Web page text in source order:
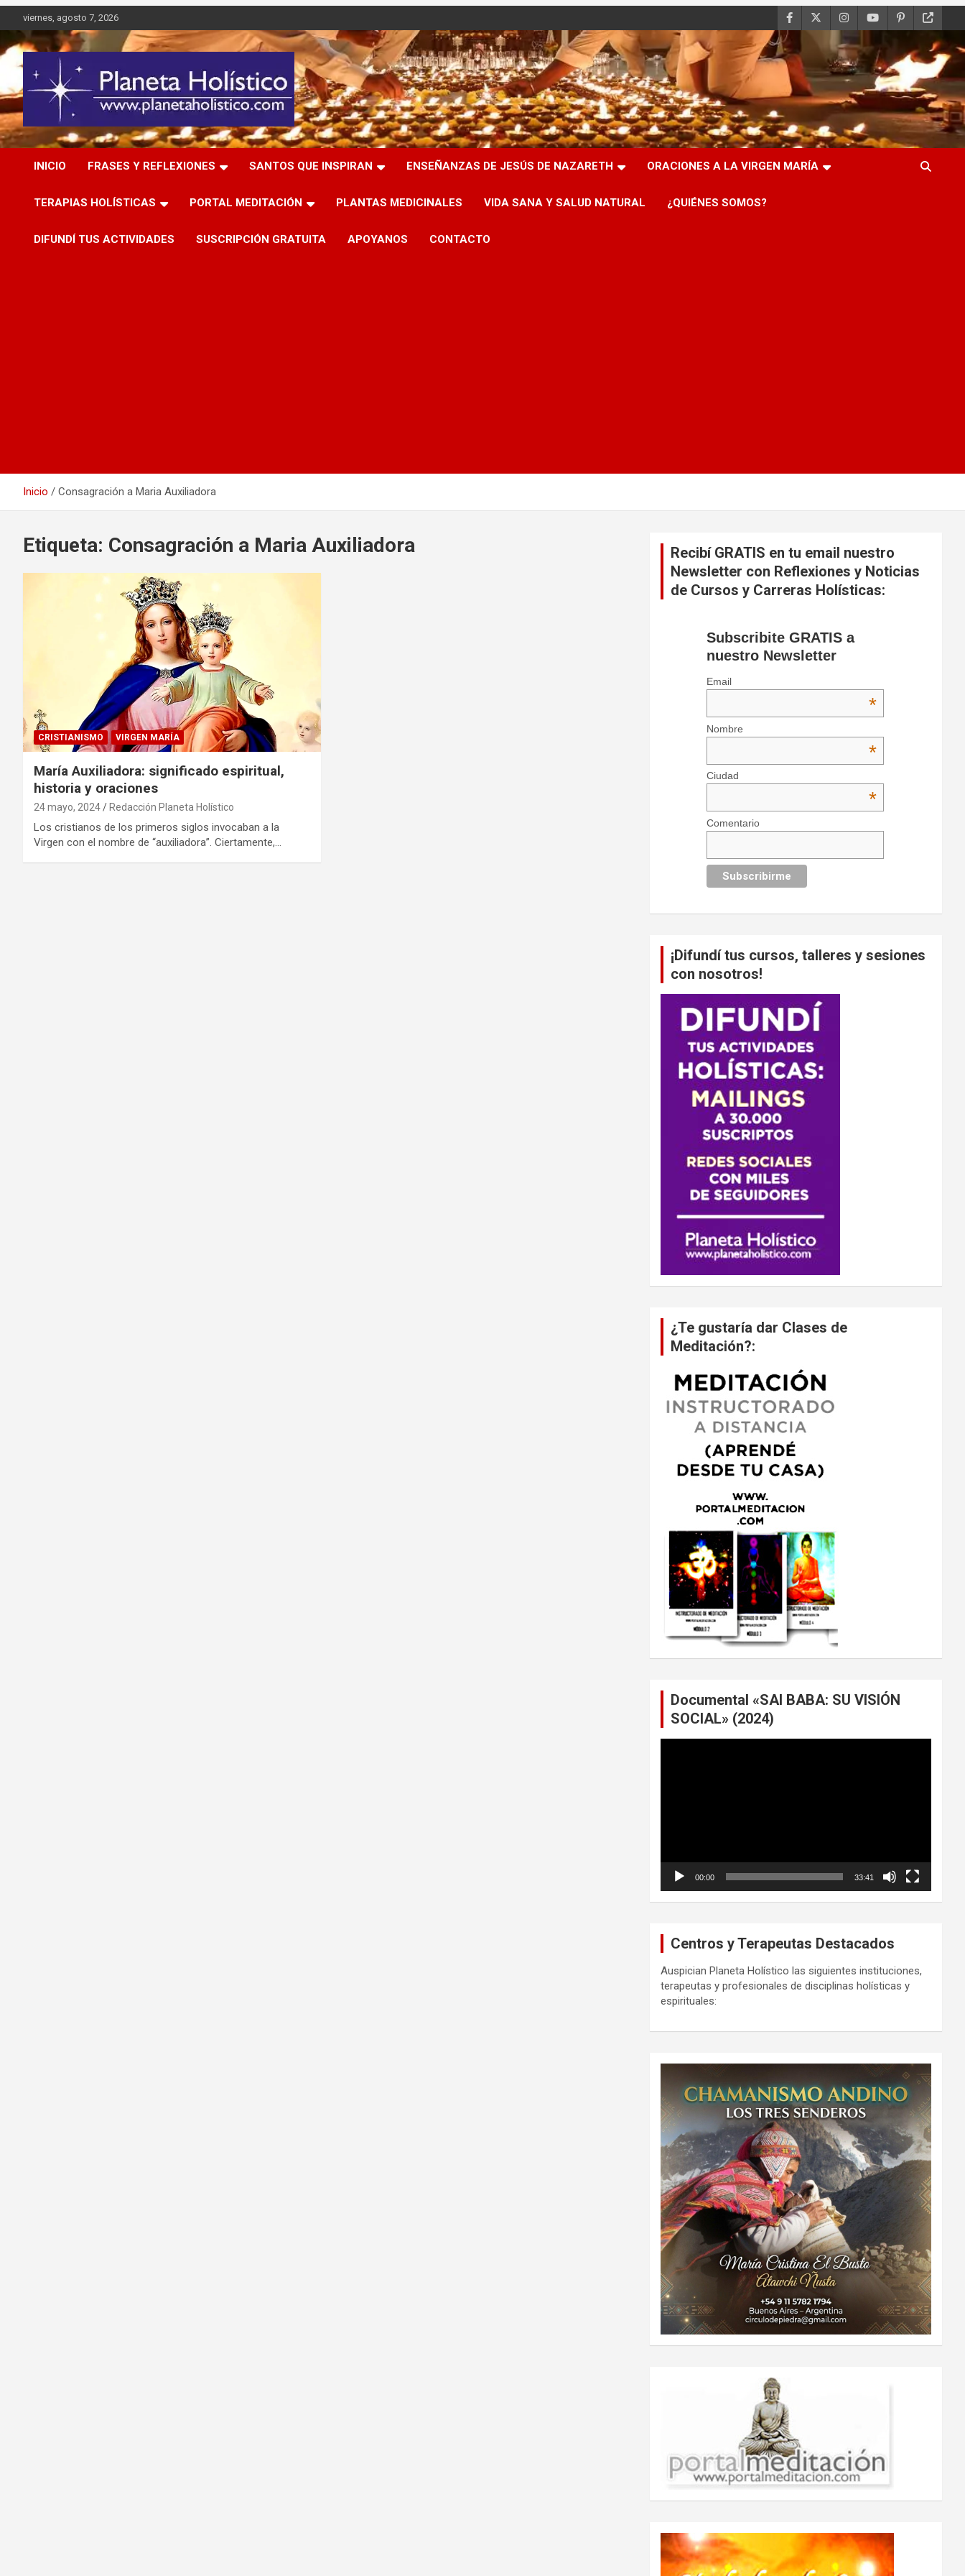
al
contenido
viernes, agosto 7, 2026
Planeta Holístico
Difusión de espiritualidad, terapias alternativas holísticas,
cursos, talleres y seminarios
INICIO
FRASES Y REFLEXIONES SANTOS QUE INSPIRAN ENSEÑANZAS DE JESÚS DE NAZARETH ORACIONES A LA VIRGEN MARÍA
TERAPIAS HOLÍSTICAS PORTAL MEDITACIÓN PLANTAS MEDICINALES VIDA SANA Y SALUD NATURAL ¿QUIÉNES SOMOS?
DIFUNDÍ TUS ACTIVIDADES SUSCRIPCIÓN GRATUITA APOYANOS CONTACTO
Inicio Consagración a Maria Auxiliadora
Etiqueta: Consagración a Maria Auxiliadora
CRISTIANISMO VIRGEN MARÍA
María Auxiliadora: significado espiritual,
historia y oraciones
24 mayo, 2024 Redacción Planeta Holístico
Los cristianos de los primeros siglos invocaban a la
Virgen con el nombre de “auxiliadora”. Ciertamente,…
Recibí GRATIS en tu email nuestro
Newsletter con Reflexiones y Noticias
de Cursos y Carreras Holísticas:
Subscribite GRATIS a
nuestro Newsletter
Email
*
Nombre
*
Ciudad
*
Comentario
¡Difundí tus cursos, talleres y sesiones
con nosotros!
¿Te gustaría dar Clases de
Meditación?:
Documental «SAI BABA: SU VISIÓN
SOCIAL» (2024)
00:00 33:41
Centros y Terapeutas Destacados
Auspician Planeta Holístico las siguientes instituciones,
terapeutas y profesionales de disciplinas holísticas y
espirituales: